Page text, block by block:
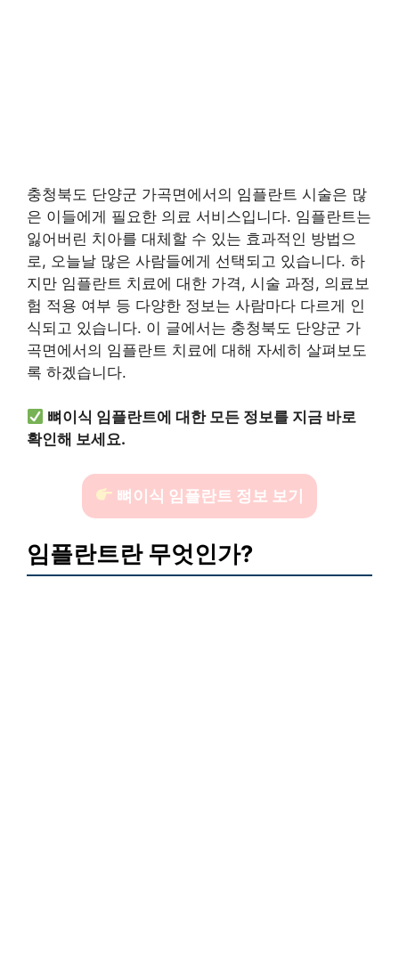
충청북도 단양군 가곡면에서의 임플란트 시술은 많
은 이들에게 필요한 의료 서비스입니다. 임플란트는
잃어버린 치아를 대체할 수 있는 효과적인 방법으
로, 오늘날 많은 사람들에게 선택되고 있습니다. 하
지만 임플란트 치료에 대한 가격, 시술 과정, 의료보
험 적용 여부 등 다양한 정보는 사람마다 다르게 인
식되고 있습니다. 이 글에서는 충청북도 단양군 가
곡면에서의 임플란트 치료에 대해 자세히 살펴보도
록 하겠습니다.
뼈이식 임플란트에 대한 모든 정보를 지금 바로
확인해 보세요.
뼈이식 임플란트 정보 보기
임플란트란 무엇인가?